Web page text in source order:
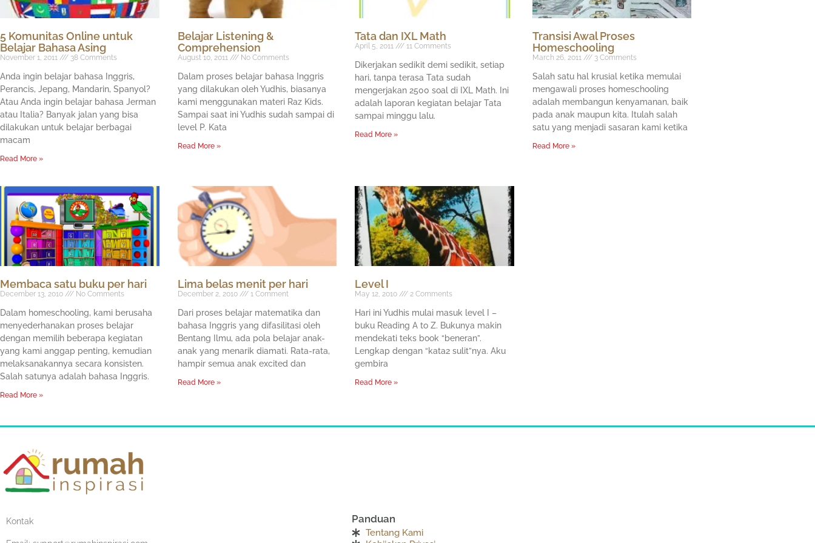
5 Komunitas Online untuk
Belajar Bahasa Asing
November 1, 2011 38 Comments
Anda ingin belajar bahasa Inggris,
Perancis, Jepang, Mandarin, Spanyol?
Atau Anda ingin belajar bahasa Jerman
atau Italia? Banyak jalan yang bisa
dilakukan untuk belajar berbagai
macam
Read More »
Belajar Listening &
Comprehension
August 10, 2011 No Comments
Dalam proses belajar bahasa Inggris
yang dilakukan oleh Yudhis, biasanya
kami menggunakan materi Raz Kids.
Sampai saat ini Yudhis sudah sampai di
level P. Kata
Read More »
Tata dan IXL Math
April 5, 2011 11 Comments
Dikerjakan sedikit demi sedikit, setiap
hari, tanpa terasa Tata sudah
mengerjakan 2500 soal di IXL Math. Ini
adalah laporan kegiatan belajar Tata
sampai minggu lalu.
Read More »
Transisi Awal Proses
Homeschooling
March 26, 2011 3 Comments
Salah satu hal krusial ketika memulai
mengawali proses homeschooling
adalah membangun kenyamanan, baik
pada anak maupun kita. Itulah salah
satu yang menjadi sasaran kami ketika
Read More »
Membaca satu buku per hari
December 13, 2010 No Comments
Dalam homeschooling, kami berusaha
menyederhanakan proses belajar
dengan memilih beberapa kegiatan
yang kami anggap penting, kemudian
melaksanakannya secara konsisten.
Salah satunya adalah bahasa Inggris.
Read More »
Lima belas menit per hari
December 2, 2010 1 Comment
Dari proses belajar matematika dan
bahasa Inggris yang difasilitasi oleh
Bentang Ilmu, ada pola belajar anak-
anak yang menarik diamati. Rata-rata,
hampir semua anak excited dan
Read More »
Level I
May 12, 2010 2 Comments
Hari ini Yudhis mulai masuk level I –
buku Reading A to Z. Bukunya makin
mendekati teks book “beneran”.
Lengkap dengan “kata2 sulit”nya. Aku
gembira
Read More »
Kontak Panduan
Tentang Kami